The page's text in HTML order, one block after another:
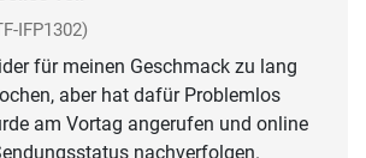
IFP1302)
für meinen Geschmack zu lang
aber hat dafür Problemlos
am Vortag angerufen und online
nachverfolgen.